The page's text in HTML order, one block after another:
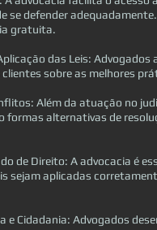
se defender
gratuita.
das Leis:
sobre as melhores
Além da atuação no
formas alternativas de
de Direito: A advocacia é
sejam aplicadas
e Cidadania: Advogados